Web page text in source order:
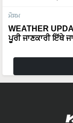
ਮੌਸਮ
WEATHER
ਪੂਰੀ ਜਾਣਕਾਰੀ ਇੱਥੇ